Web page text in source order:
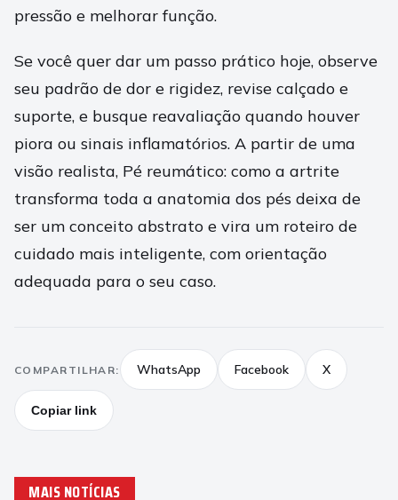
pressão e melhorar função.
Se você quer dar um passo prático hoje, observe
seu padrão de dor e rigidez, revise calçado e
suporte, e busque reavaliação quando houver
piora ou sinais inflamatórios. A partir de uma
visão realista, Pé reumático: como a artrite
transforma toda a anatomia dos pés deixa de
ser um conceito abstrato e vira um roteiro de
cuidado mais inteligente, com orientação
adequada para o seu caso.
COMPARTILHAR: WhatsApp Facebook X
Copiar link
MAIS NOTÍCIAS